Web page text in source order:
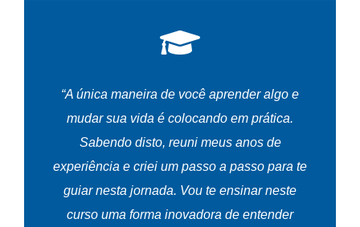
“A única maneira de você aprender algo e
mudar sua vida é colocando em prática.
Sabendo disto, reuni meus anos de
experiência e criei um passo a passo para te
guiar nesta jornada. Vou te ensinar neste
curso uma forma inovadora de entender